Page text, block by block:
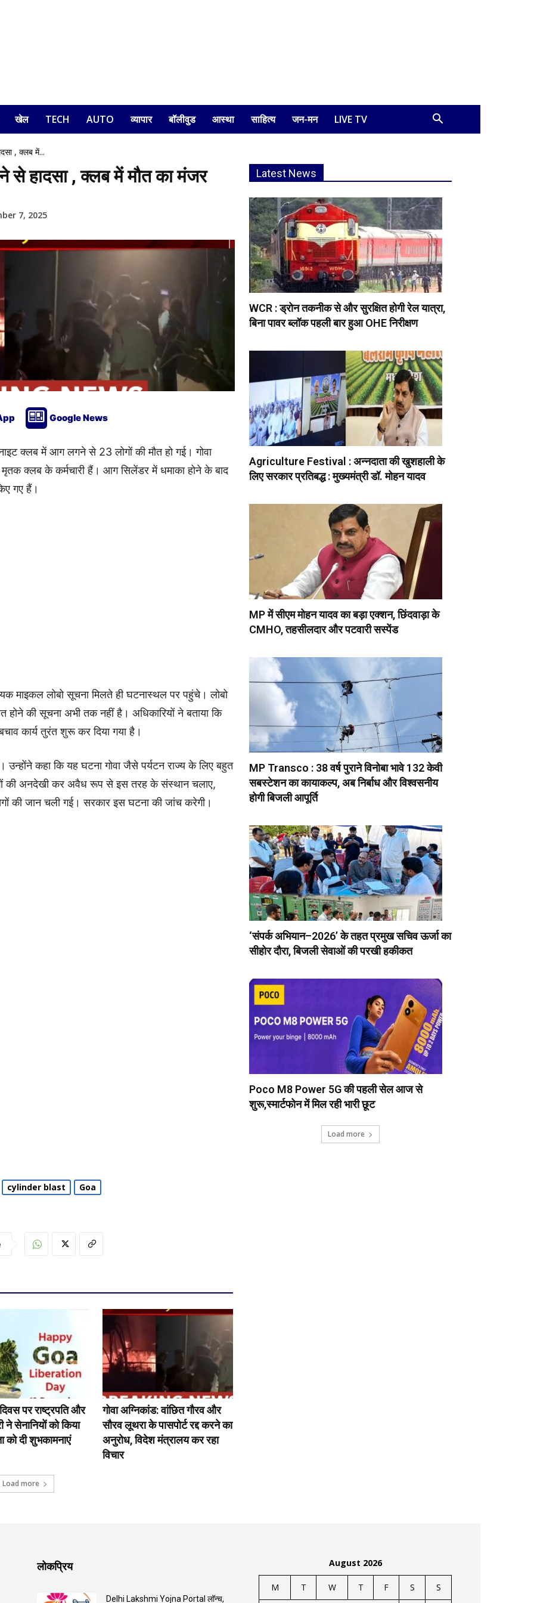
खेल TECH AUTO व्यापार बॉलीवुड आस्था साहित्य जन-मन LIVE TV
, क्लब में...
से हादसा , क्लब में मौत का मंजर
7, 2025
Google News
नाइट क्लब में आग लगने से 23 लोगों की मौत हो गई। गोवा
क्लब के कर्मचारी हैं। आग सिलेंडर में धमाका होने के बाद
गए हैं।
माइकल लोबो सूचना मिलते ही घटनास्थल पर पहुंचे। लोबो
होने की सूचना अभी तक नहीं है। अधिकारियों ने बताया कि
कार्य तुरंत शुरू कर दिया गया है।
कहा कि यह घटना गोवा जैसे पर्यटन राज्य के लिए बहुत
की अनदेखी कर अवैध रूप से इस तरह के संस्थान चलाए,
जान चली गई। सरकार इस घटना की जांच करेगी।
cylinder blast Goa
पर राष्ट्रपति और
ने सेनानियों को किया
को दी शुभकामनाएं
गोवा अग्निकांड: वांछित गौरव और
सौरव लूथरा के पासपोर्ट रद्द करने का
अनुरोध, विदेश मंत्रालय कर रहा
विचार
Load more
Latest News
WCR : ड्रोन तकनीक से और सुरक्षित होगी रेल यात्रा,
बिना पावर ब्लॉक पहली बार हुआ OHE निरीक्षण
Agriculture Festival : अन्नदाता की खुशहाली के
लिए सरकार प्रतिबद्ध : मुख्यमंत्री डॉ. मोहन यादव
MP में सीएम मोहन यादव का बड़ा एक्शन, छिंदवाड़ा के
CMHO, तहसीलदार और पटवारी सस्पेंड
MP Transco : 38 वर्ष पुराने विनोबा भावे 132 केवी
सबस्टेशन का कायाकल्प, अब निर्बाध और विश्वसनीय
होगी बिजली आपूर्ति
‘संपर्क अभियान–2026’ के तहत प्रमुख सचिव ऊर्जा का
सीहोर दौरा, बिजली सेवाओं की परखी हकीकत
Poco M8 Power 5G की पहली सेल आज से
शुरू,स्मार्टफोन में मिल रही भारी छूट
Load more
लोकप्रिय
Delhi Lakshmi Yojna Portal लॉन्च,
August 2026
M T W T F S S